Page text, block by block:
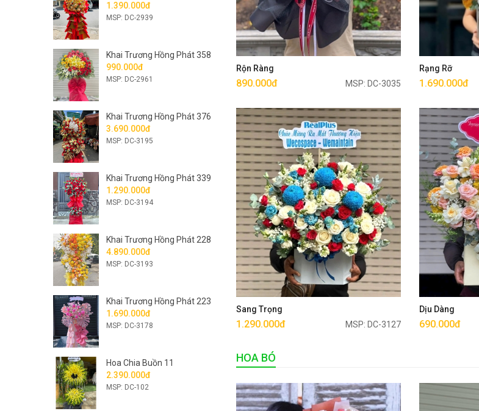
Rộn Ràng
890.000đ MSP: DC-3035
Mua ngay
Rạng Rỡ
1.690.000đ
Sang Trọng
1.290.000đ MSP: DC-3127
Mua ngay
Dịu Dàng
690.000đ
HOA BÓ
1.390.000đ
MSP: DC-2939
Khai Trương Hồng Phát 358
990.000đ
MSP: DC-2961
Khai Trương Hồng Phát 376
3.690.000đ
MSP: DC-3195
Khai Trương Hồng Phát 339
1.290.000đ
MSP: DC-3194
Khai Trương Hồng Phát 228
4.890.000đ
MSP: DC-3193
Khai Trương Hồng Phát 223
1.690.000đ
MSP: DC-3178
Hoa Chia Buồn 11
2.390.000đ
MSP: DC-102